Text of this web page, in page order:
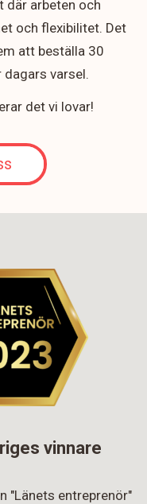
där arbeten och
och flexibilitet. Det
att beställa 30
varsel.
det vi lovar!
vinnare
"Länets entreprenör"